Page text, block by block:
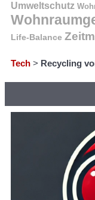
Umweltschutz
Life-Balance
Tech > Recycling